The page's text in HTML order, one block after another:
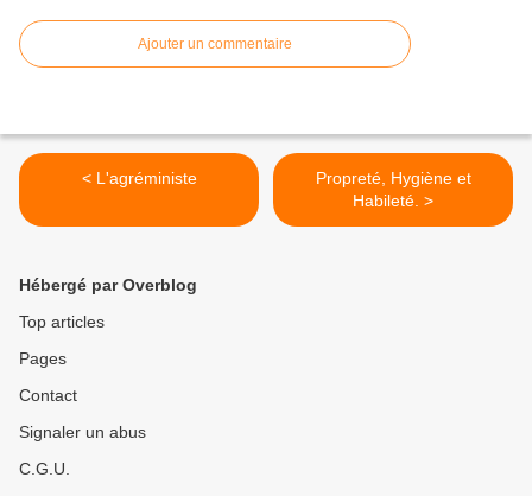
Ajouter un commentaire
< L'agréministe
Propreté, Hygiène et
Habileté. >
Hébergé par Overblog
Top articles
Pages
Contact
Signaler un abus
C.G.U.